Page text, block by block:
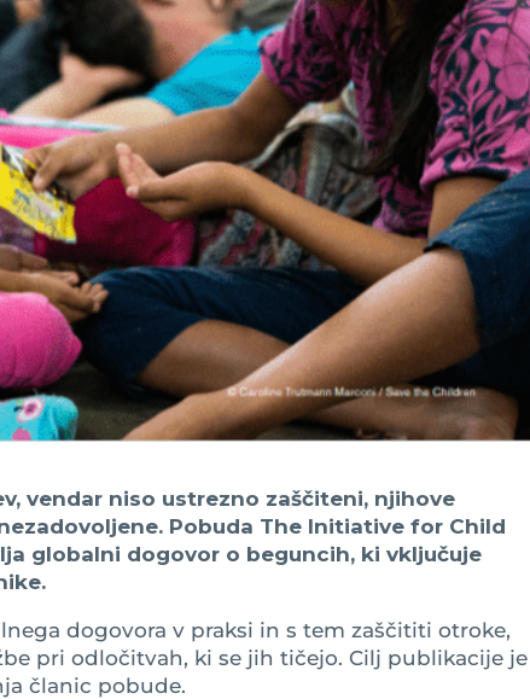
vendar niso ustrezno zaščiteni, njihove
Pobuda The Initiative for Child
globalni dogovor o beguncih, ki vključuje
dogovora v praksi in s tem zaščititi otroke,
pri odločitvah, ki se jih tičejo. Cilj publikacije je
članic pobude.